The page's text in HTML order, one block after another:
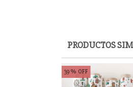
PRODUCTOS
39 % OFF